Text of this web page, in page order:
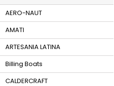
AERO-NAUT
AMATI
ARTESANIA LATINA
Billing Boats
CALDERCRAFT